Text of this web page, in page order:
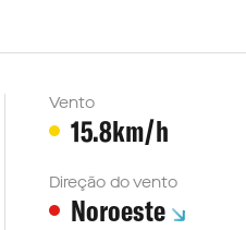
Vento
15.8km/h
Direção do vento
Noroeste